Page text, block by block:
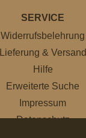
SERVICE
Widerrufsbelehrung
Lieferung & Versand
Hilfe
Erweiterte Suche
Impressum
Datenschutz